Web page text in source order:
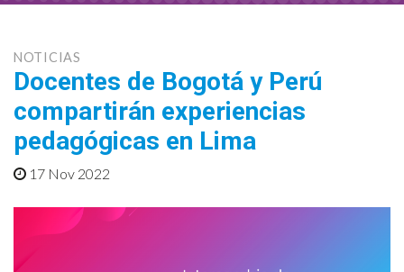
NOTICIAS
Docentes de Bogotá y Perú
compartirán experiencias
pedagógicas en Lima
17 Nov 2022